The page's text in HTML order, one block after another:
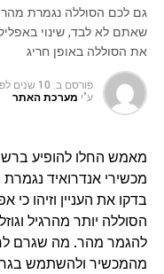
גם לכם הסוללה נגמרת מהר
שאתם לא לבד, שינוי
את הסוללה באופן חריג
פורסם ב: 10 שנים לפני
ע"י מערכת האתר
מאמש החלו להופיע
מכשירי אנדרואיד
בדקו את העניין וזיהו כי
הסוללה יותר מהרגיל
להגמר מהר. מה שגרם
מהמכשיר ולהשתמש